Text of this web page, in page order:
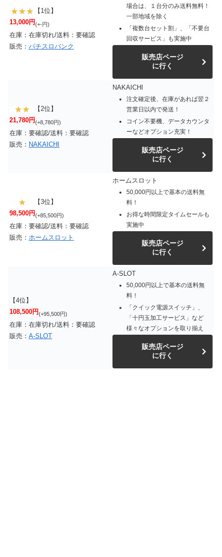
【1位】
13,000円(+-円)
在庫：在庫切れ/送料：要確認
販売： パチスロバンク
場合は、１台分のみ送料無料！
一部地域を除く
「複数台セット割」、「不要台
回収サービス」も実施中
販売店ページ
に行く
【2位】
21,780円(+8,780円)
在庫：要確認/送料：要確認
販売： NAKAICHI
NAKAICHI
注文確定後、在庫があれば翌２
営業日以内で発送！
コイン不要機、データカウンタ
ーなどオプション充実！
販売店ページ
に行く
【3位】
98,500円(+85,500円)
在庫：要確認/送料：要確認
販売： ホームスロット
ホームスロット
50,000円以上で基本の送料無
料！
お得な時間限定タイムセールも
実施中
販売店ページ
に行く
【4位】
108,500円(+95,500円)
在庫：在庫切れ/送料：要確認
販売： A-SLOT
A-SLOT
50,000円以上で基本の送料無
料！
「クイック電源スイッチ」、
「十円玉加工サービス」など
様々なオプションを取り揃え
販売店ページ
に行く